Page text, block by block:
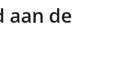
aan de